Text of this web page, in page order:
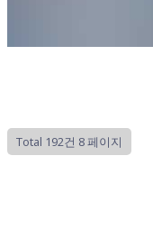
Total 192건 8 페이지